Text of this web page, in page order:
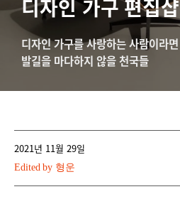
디자인 가구 편집샵
디자인 가구를 사랑하는 사람이라면
발길을 마다하지 않을 천국들
2021년 11월 29일
Edited by 형운